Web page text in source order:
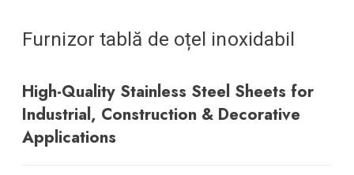
Furnizor tablă de oțel inoxidabil
High-Quality Stainless Steel Sheets for
Industrial, Construction & Decorative
Applications